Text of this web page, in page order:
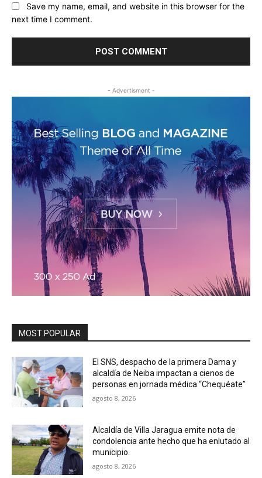
Save my name, email, and website in this browser for the
next time I comment.
- Advertisment -
MOST POPULAR
El SNS, despacho de la primera Dama y
alcaldía de Neiba impactan a cienos de
personas en jornada médica “Chequéate”
agosto 8, 2026
Alcaldía de Villa Jaragua emite nota de
condolencia ante hecho que ha enlutado al
municipio.
agosto 8, 2026